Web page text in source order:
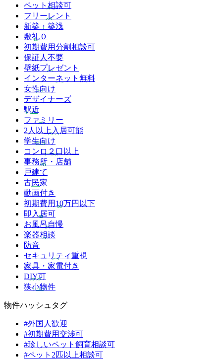
ペット相談可
フリーレント
新築・築浅
敷礼０
初期費用分割相談可
保証人不要
壁紙プレゼント
インターネット無料
女性向け
デザイナーズ
駅近
ファミリー
2人以上入居可能
学生向け
コンロ２口以上
事務所・店舗
戸建て
古民家
動画付き
初期費用10万円以下
即入居可
お風呂自慢
楽器相談
防音
セキュリティ重視
家具・家電付き
DIY可
狭小物件
物件ハッシュタグ
#外国人歓迎
#初期費用交渉可
#珍しいペット飼育相談可
#ペット2匹以上相談可